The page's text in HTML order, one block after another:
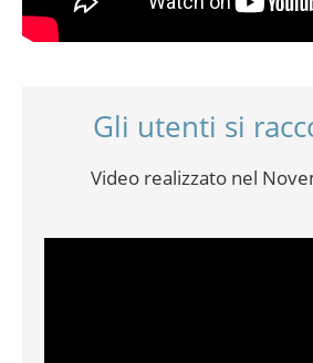
Gli utenti si
Video realizzato nel